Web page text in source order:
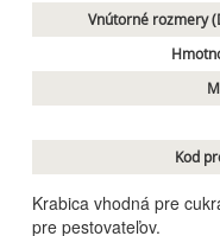
Vnútorné rozmery
Kod
Krabica vhodná pre
pre pestovateľov.